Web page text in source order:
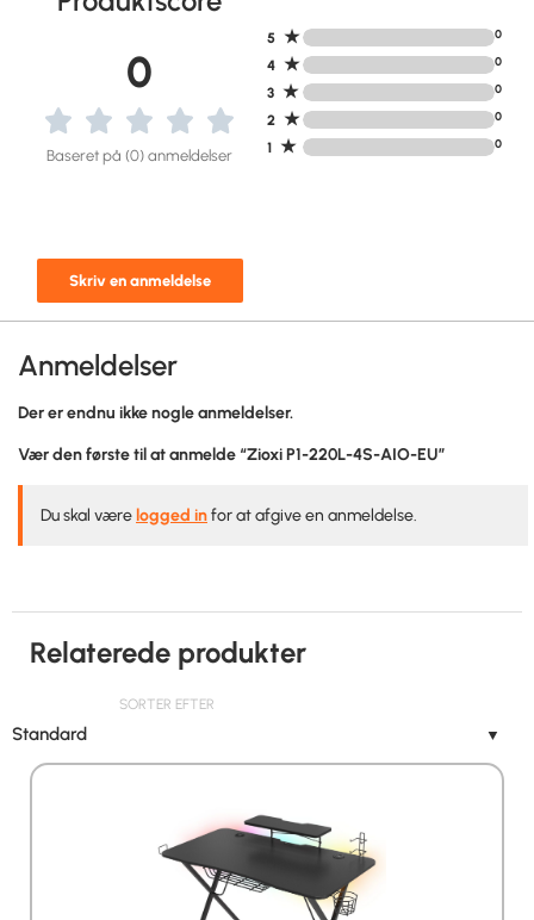
0
Baseret på (0) anmeldelser
Skriv en anmeldelse
5 ★ 0
4 ★ 0
3 ★ 0
2 ★ 0
1 ★ 0
Anmeldelser
Der er endnu ikke nogle anmeldelser.
Vær den første til at anmelde “Zioxi P1-220L-4S-AIO-EU”
Du skal være logged infor at afgive en anmeldelse.
Relaterede produkter
SORTER EFTER
Standard ▼